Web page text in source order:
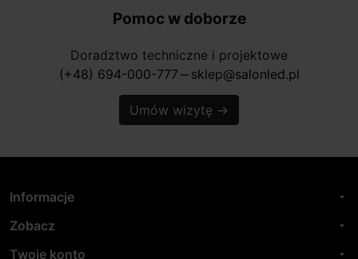
Pomoc w doborze
Doradztwo techniczne i projektowe
(+48) 694-000-777 horizontal_rule sklep@salonled.pl
Umów wizytę →
Informacje arrow_drop_down
Zobacz arrow_drop_down
Twoje konto arrow_drop_down